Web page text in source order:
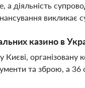
а діяльність
викликає
казино в
Києві,
та зброю, а 36